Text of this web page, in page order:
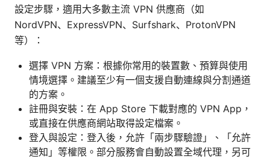
設定步驟，適用大多數主流 VPN 供應商（如
NordVPN、ExpressVPN、Surfshark、ProtonVPN
等）：
選擇 VPN 方案：根據你常用的裝置數、預算與使用
情境選擇。建議至少有一個支援自動連線與分割通道
的方案。
註冊與安裝：在 App Store 下載對應的 VPN App，
或直接在供應商網站取得設定檔案。
登入與設定：登入後，允許「兩步驟驗證」、「允許
通知」等權限。部分服務會自動設置全域代理，另可